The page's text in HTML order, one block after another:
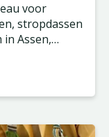
voor
stropdassen
Assen,
vingers heeft